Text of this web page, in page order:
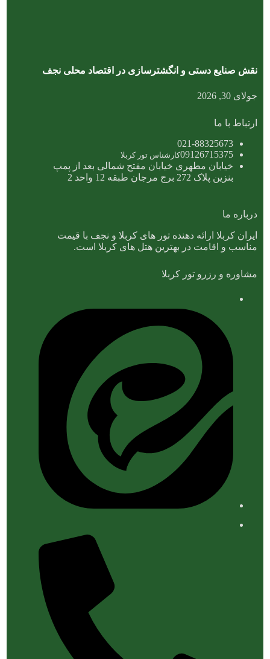
نقش صنایع دستی و انگشترسازی در اقتصاد محلی نجف
جولای 30, 2026
ارتباط با ما
021-88325673
09126715375کارشناس تور کربلا
خیابان مطهری خیابان مفتح شمالی بعد از پمپ
بنزین پلاک 272 برج مرجان طبقه 12 واحد 2
درباره ما
ایران کربلا ارائه دهنده تور های کربلا و نجف با قیمت
مناسب و اقامت در بهترین هتل های کربلا است.
مشاوره و رزرو تور کربلا